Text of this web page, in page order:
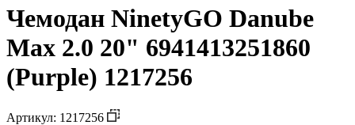
Чемодан NinetyGO Danube
Max 2.0 20" 6941413251860
(Purple) 1217256
Артикул: 1217256